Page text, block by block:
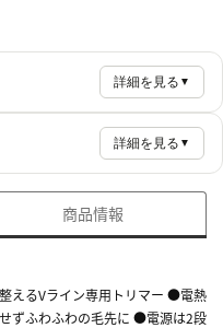
詳細を見る ▼
詳細を見る ▼
商品情報
えるVライン専用トリマー ●電熱
ずふわふわの毛先に ●電源は2段